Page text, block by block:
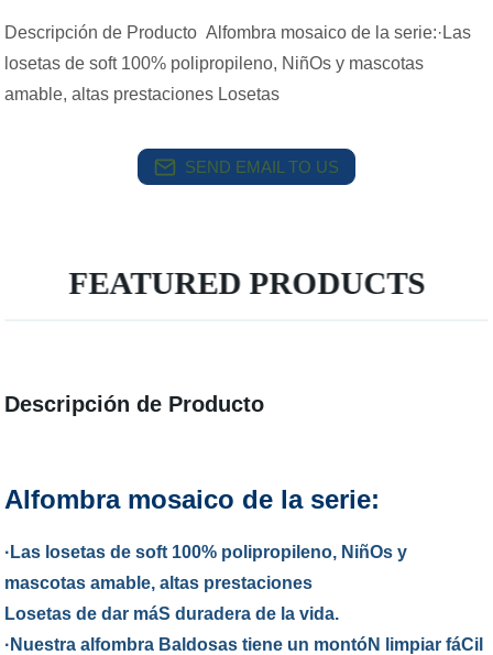
Descripción de Producto Alfombra mosaico de la serie:·Las
losetas de soft 100% polipropileno, NiñOs y mascotas
amable, altas prestaciones Losetas
SEND EMAIL TO US
FEATURED PRODUCTS
Descripción de Producto
Alfombra mosaico de la serie:
·Las losetas de soft 100% polipropileno, NiñOs y
mascotas amable, altas prestaciones
Losetas de dar máS duradera de la vida.
·Nuestra alfombra Baldosas tiene un montóN limpiar fáCil